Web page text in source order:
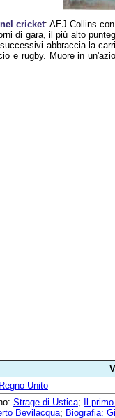
cricket: AEJ Collins
di gara, il più alto
abbraccia la
e rugby. Muore in
Unito
Strage di Ustica; Il
Bevilacqua; Biografia: